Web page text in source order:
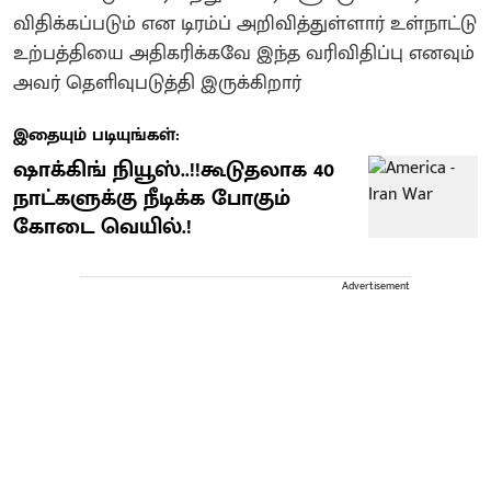
விதிக்கப்படும் என டிரம்ப் அறிவித்துள்ளார் உள்நாட்டு
உற்பத்தியை அதிகரிக்கவே இந்த வரிவிதிப்பு எனவும்
அவர் தெளிவுபடுத்தி இருக்கிறார்
இதையும் படியுங்கள்:
ஷாக்கிங் நியூஸ்..!!கூடுதலாக 40
நாட்களுக்கு நீடிக்க போகும்
கோடை வெயில்.!
Advertisement